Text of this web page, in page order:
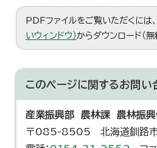
PDFファイルをご覧いただくには
いウィンドウ）からダウンロード（無
このページに関するお問い
産業振興部 農林課 農林振興
〒085-8505 北海道釧路市